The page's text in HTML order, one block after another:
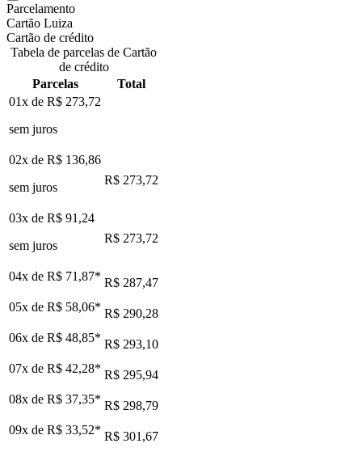
Parcelamento
Cartão Luiza
Cartão de crédito
Tabela de parcelas de Cartão
de crédito
Parcelas
Total
01x de R$ 273,72
sem juros
02x de R$ 136,86
sem juros
R$ 273,72
03x de R$ 91,24
sem juros
R$ 273,72
04x de R$ 71,87* R$ 287,47
05x de R$ 58,06* R$ 290,28
06x de R$ 48,85* R$ 293,10
07x de R$ 42,28* R$ 295,94
08x de R$ 37,35* R$ 298,79
09x de R$ 33,52* R$ 301,67